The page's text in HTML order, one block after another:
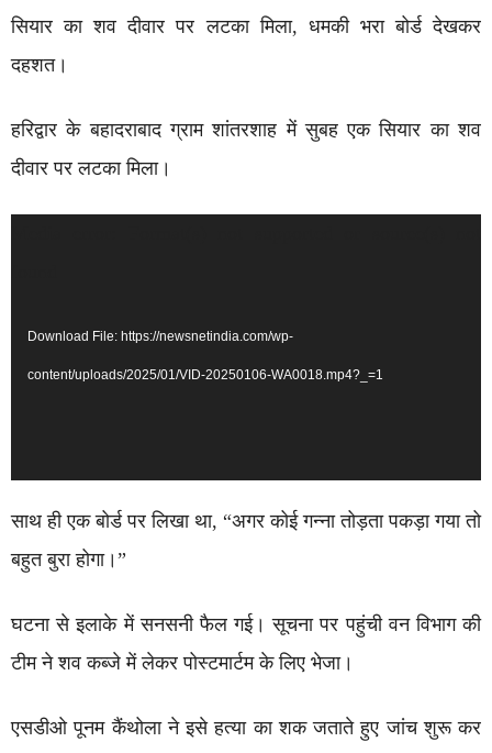
सियार का शव दीवार पर लटका मिला, धमकी भरा बोर्ड देखकर
दहशत।
हरिद्वार के बहादराबाद ग्राम शांतरशाह में सुबह एक सियार का शव
दीवार पर लटका मिला।
Download File: https://newsnetindia.com/wp-
content/uploads/2025/01/VID-20250106-WA0018.mp4?_=1
साथ ही एक बोर्ड पर लिखा था, “अगर कोई गन्ना तोड़ता पकड़ा गया तो
बहुत बुरा होगा।”
घटना से इलाके में सनसनी फैल गई। सूचना पर पहुंची वन विभाग की
टीम ने शव कब्जे में लेकर पोस्टमार्टम के लिए भेजा।
एसडीओ पूनम कैंथोला ने इसे हत्या का शक जताते हुए जांच शुरू कर